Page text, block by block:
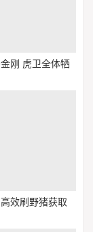
刚 虎卫全体牺
效刷野猪获取